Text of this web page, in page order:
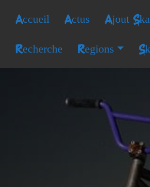
Accueil Actus Ajout
Recherche Regions